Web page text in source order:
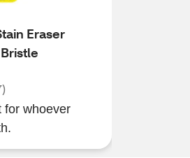
Eraser
)
for whoever